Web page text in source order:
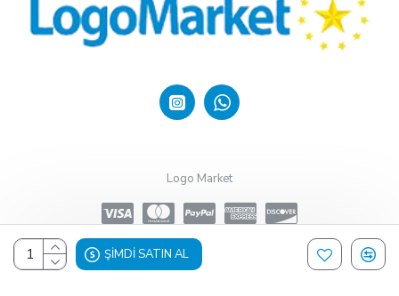
ŞIMDI SATIN AL
Logo Market
Design, Hosting & Support By Shopgez.com